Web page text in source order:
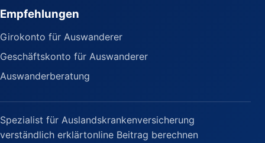
Empfehlungen
Girokonto für Auswanderer
Geschäftskonto für Auswanderer
Auswanderberatung
Spezialist für Auslandskrankenversicherung
verständlich erklärtonline Beitrag berechnen